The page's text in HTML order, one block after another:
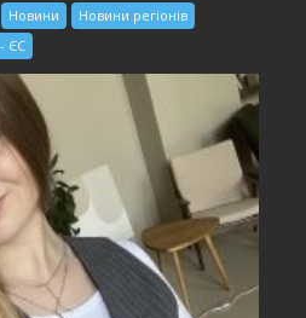
Новини
Новини регіонів
ЄС